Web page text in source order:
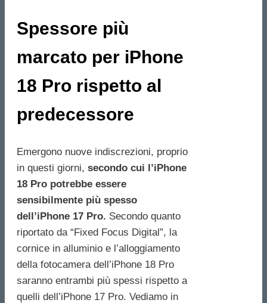
Spessore più
marcato per iPhone
18 Pro rispetto al
predecessore
Emergono nuove indiscrezioni, proprio
in questi giorni, secondo cui l’iPhone
18 Pro potrebbe essere
sensibilmente più spesso
dell’iPhone 17 Pro. Secondo quanto
riportato da “Fixed Focus Digital”, la
cornice in alluminio e l’alloggiamento
della fotocamera dell’iPhone 18 Pro
saranno entrambi più spessi rispetto a
quelli dell’iPhone 17 Pro. Vediamo in